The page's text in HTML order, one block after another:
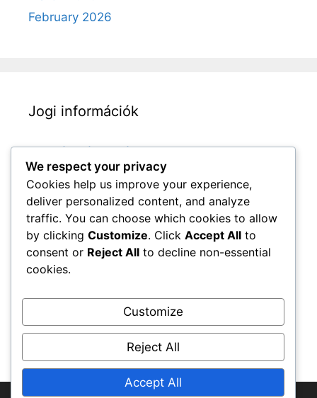
February 2026
Jogi információk
Szolgáltatási feltételek
Sütik és követés
Lépjen kapcsolatba velünk
Kik vagyunk
Az Ön adatvédelme
Search
We respect your privacy
Cookies help us improve your experience,
deliver personalized content, and analyze
traffic. You can choose which cookies to allow
by clicking Customize. Click Accept All to
consent or Reject All to decline non-essential
cookies.
Customize
Reject All
Accept All